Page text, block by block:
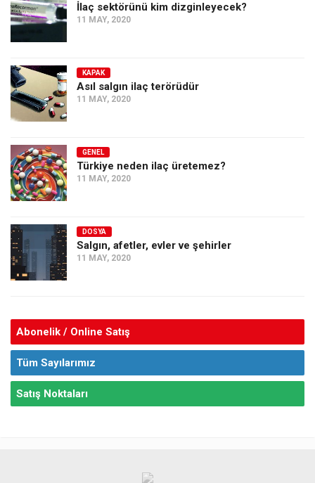
İlaç sektörünü kim dizginleyecek?
11 MAY, 2020
KAPAK
Asıl salgın ilaç terörüdür
11 MAY, 2020
GENEL
Türkiye neden ilaç üretemez?
11 MAY, 2020
DOSYA
Salgın, afetler, evler ve şehirler
11 MAY, 2020
Abonelik / Online Satış
Tüm Sayılarımız
Satış Noktaları